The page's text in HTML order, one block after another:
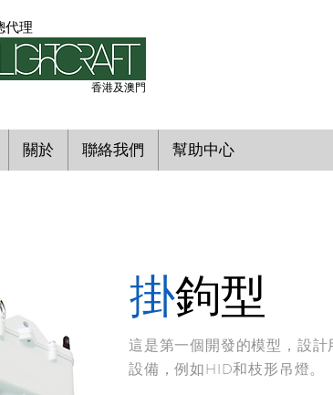
代理
香港及澳門
關於 聯絡我們 幫助中心
掛鉤型
這是第一個開發的模型，設
設備，例如HID和枝形吊燈。